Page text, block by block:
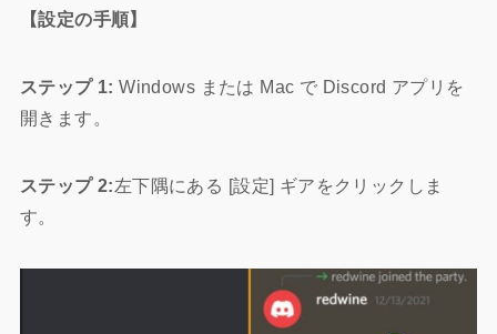
【設定の手順】
ステップ 1: Windows または Mac で Discord アプリを
開きます。
ステップ 2:左下隅にある [設定] ギアをクリックしま
す。